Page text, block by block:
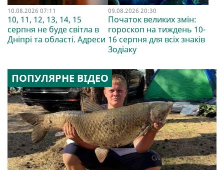
10.08.2026 07:11
10, 11, 12, 13, 14, 15
серпня не буде світла в
Дніпрі та області. Адреси
09.08.2026 20:30
Початок великих змін:
гороскоп на тиждень 10-
16 серпня для всіх знаків
Зодіаку
ПОПУЛЯРНЕ ВІДЕО